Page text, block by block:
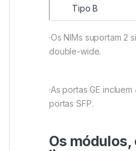
Tipo B
·Os NIMs suportam 2
double-wide.
·As portas GE
portas SFP.
Os